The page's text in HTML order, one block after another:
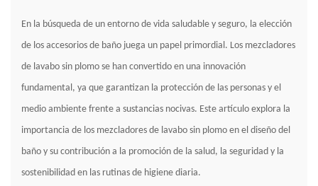
En la búsqueda de un entorno de vida saludable y seguro, la elección
de los accesorios de baño juega un papel primordial. Los mezcladores
de lavabo sin plomo se han convertido en una innovación
fundamental, ya que garantizan la protección de las personas y el
medio ambiente frente a sustancias nocivas. Este artículo explora la
importancia de los mezcladores de lavabo sin plomo en el diseño del
baño y su contribución a la promoción de la salud, la seguridad y la
sostenibilidad en las rutinas de higiene diaria.